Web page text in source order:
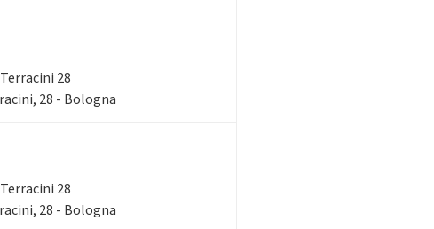
28
28 - Bologna
28
28 - Bologna